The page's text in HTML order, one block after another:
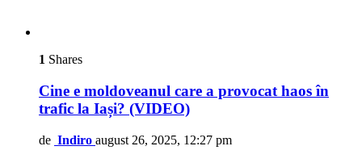
1 Shares
Cine e moldoveanul care a provocat haos în
trafic la Iași? (VIDEO)
de Indiro august 26, 2025, 12:27 pm